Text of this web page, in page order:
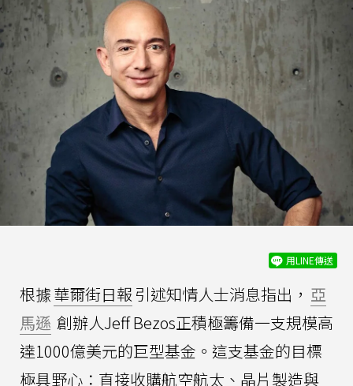
用LINE傳送
根據華爾街日報 引述知情人士消息指出， 亞
馬遜 創辦人Jeff Bezos正積極籌備一支規模高
達1000億美元的巨型基金。這支基金的目標
極具野心：直接收購航空航太、晶片製造與